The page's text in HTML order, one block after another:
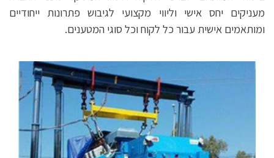
מעניקים יחס אישי וליווי מקצועי לגיבוש פתרונות ייחודיים
ומותאמים אישית עבור כל לקוח וכל סוגי המטענים.